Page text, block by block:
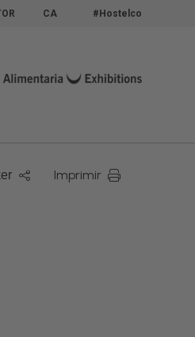
CA #Hostelco
Imprimir